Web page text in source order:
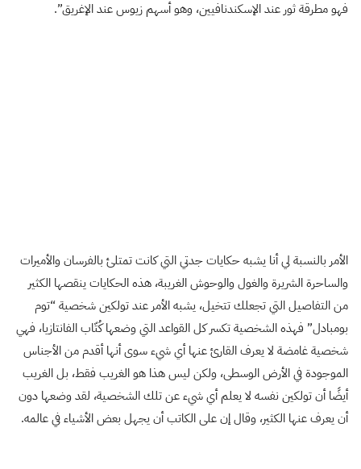
فهو مطرقة ثور عند الإسكندنافيين، وهو أسهم زيوس عند الإغريق”.
الأمر بالنسبة لي أنا يشبه حكايات جدتي التي كانت تمتلئ بالفرسان والأميرات
والساحرة الشريرة والغول والوحوش الغريبة، هذه الحكايات ينقصها الكثير
من التفاصيل التي تجعلك تتخيل، يشبه الأمر عند تولكين شخصية “توم
بومبادل” فهذه الشخصية تكسر كل القواعد التي وضعها كُتّاب الفانتازيا، فهي
شخصية غامضة لا يعرف القارئ عنها أي شيء سوى أنها أقدم من الأجناس
الموجودة في الأرض الوسطى، ولكن ليس هذا هو الغريب فقط، بل الغريب
أيضًا أن تولكين نفسه لا يعلم أي شيء عن تلك الشخصية، لقد وضعها دون
أن يعرف عنها الكثير، وقال إن على الكاتب أن يجهل بعض الأشياء في عالمه.